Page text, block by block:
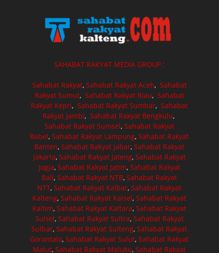
SAHABAT RAKYAT MEDIA GROUP :
Sahabat Rakyat, Sahabat Rakyat Aceh, Sahabat
Rakyat Sumut, Sahabat Rakyat Riau, Sahabat
Rakyat Kepri,Sahabat Rakyat Sumbar,Sahabat
Rakyat Jambi, Sahabat Rakyat Bengkulu,
Sahabat Rakyat Sumsel, Sahabat Rakyat
Babel,Sahabat Rakyat Lampung,Sahabat Rakyat
Banten,Sahabat Rakyat Jabar,Sahabat Rakyat
Jakarta, Sahabat Rakyat Jateng, Sahabat Rakyat
Jogja, Sahabat Rakyat Jatim, Sahabat Rakyat
Bali,Sahabat Rakyat NTB,Sahabat Rakyat
NTT,Sahabat Rakyat Kalbar,Sahabat Rakyat
Kalteng,Sahabat Rakyat Kalsel,Sahabat Rakyat
Kaltim,Sahabat Rakyat Kaltara,Sahabat Rakyat
Sulsel, Sahabat Rakyat Sultra, Sahabat Rakyat
Sulbar,Sahabat Rakyat Sulteng,Sahabat Rakyat
Gorontalo,Sahabat Rakyat Sulut,Sahabat Rakyat
Malut,Sahabat Rakyat Maluku,Sahabat Rakyat